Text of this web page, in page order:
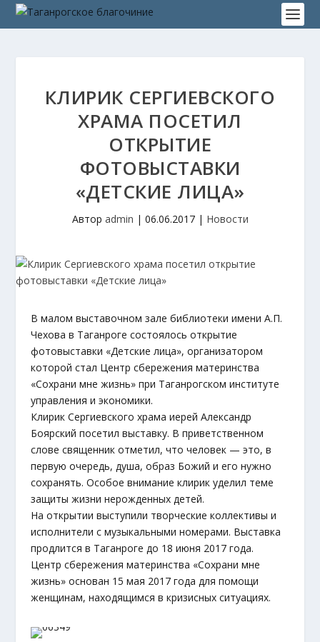
КЛИРИК СЕРГИЕВСКОГО
ХРАМА ПОСЕТИЛ
ОТКРЫТИЕ
ФОТОВЫСТАВКИ
«ДЕТСКИЕ ЛИЦА»
Автор admin | 06.06.2017| Новости
В малом выставочном зале библиотеки имени А.П.
Чехова в Таганроге состоялось открытие
фотовыставки «Детские лица», организатором
которой стал Центр сбережения материнства
«Сохрани мне жизнь» при Таганрогском институте
управления и экономики.
Клирик Сергиевского храма иерей Александр
Боярский посетил выставку. В приветственном
слове священник отметил, что человек — это, в
первую очередь, душа, образ Божий и его нужно
сохранять. Особое внимание клирик уделил теме
защиты жизни нерожденных детей.
На открытии выступили творческие коллективы и
исполнители с музыкальными номерами. Выставка
продлится в Таганроге до 18 июня 2017 года.
Центр сбережения материнства «Сохрани мне
жизнь» основан 15 мая 2017 года для помощи
женщинам, находящимся в кризисных ситуациях.